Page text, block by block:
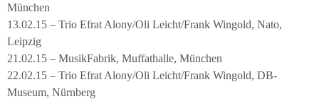
München
13.02.15 – Trio Efrat Alony/Oli Leicht/Frank Wingold, Nato,
Leipzig
21.02.15 – MusikFabrik, Muffathalle, München
22.02.15 – Trio Efrat Alony/Oli Leicht/Frank Wingold, DB-
Museum, Nürnberg